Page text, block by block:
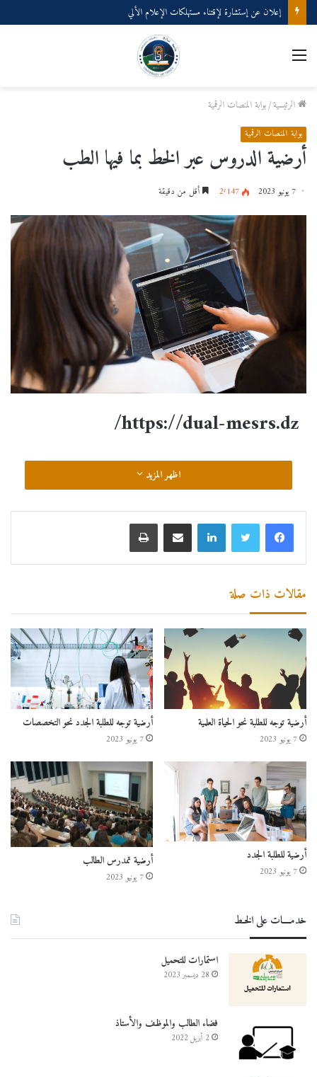
إعلان عن إستشارة لإقتناء مستهلكات الإعلام الألي
الرئيسية/بوابة المنصات الرقمية
بوابة المنصات الرقمية
أرضية الدروس عبر الخط بما فيها الطب
7 يونيو 2023 2٬147 أقل من دقيقة
https://dual-mesrs.dz/
اظهر المزيد
مقالات ذات صلة
أرضية توجه للطلبة نحو الحياة العلمية
7 يونيو 2023
أرضية توجه للطلبة الجدد نحو التخصصات
7 يونيو 2023
أرضية للطلبة الجدد
7 يونيو 2023
أرضية تمدرس الطالب
7 يونيو 2023
خدمــــات على الخـط
استمارات للتحميل
28 ديسمبر 2023
فضاء الطالب والموظف والأستاذ
2 أبريل 2022